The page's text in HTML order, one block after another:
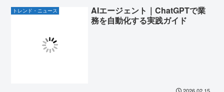
トレンド・ニュース
AIエージェント｜ChatGPTで業
務を自動化する実践ガイド